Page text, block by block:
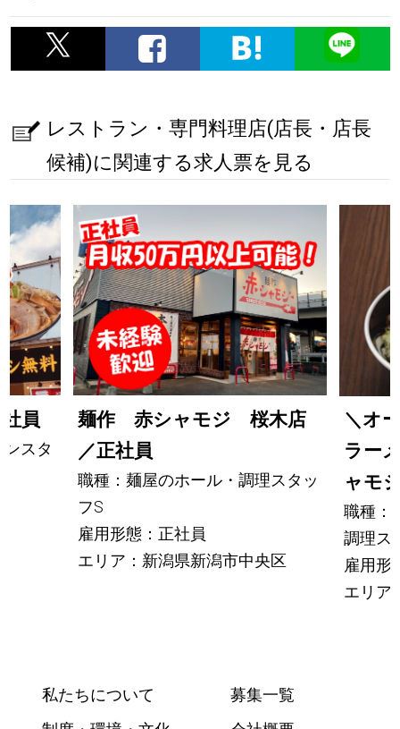
レストラン・専門料理店(店長・店長
候補)に関連する求人票を見る
員
スタ
麺作 赤シャモジ 桜木店
／正社員
職種：麺屋のホール・調理スタッ
フS
雇用形態：正社員
エリア：新潟県新潟市中央区
＼オ
ラー
ャモ
職種：
調理ス
雇用形
エリア
私たちについて
募集一覧